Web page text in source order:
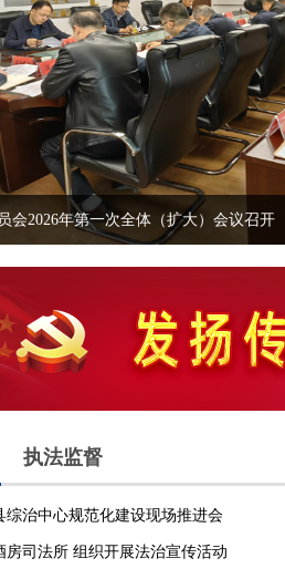
中心规范化建设现场推进会 [07.02]
执法监督
综治中心规范化建设现场推进会
房司法所 组织开展法治宣传活动